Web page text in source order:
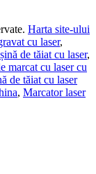
Harta site-ului
cu laser,
de tăiat cu laser,
marcat cu laser cu
de tăiat cu laser
, Marcator laser